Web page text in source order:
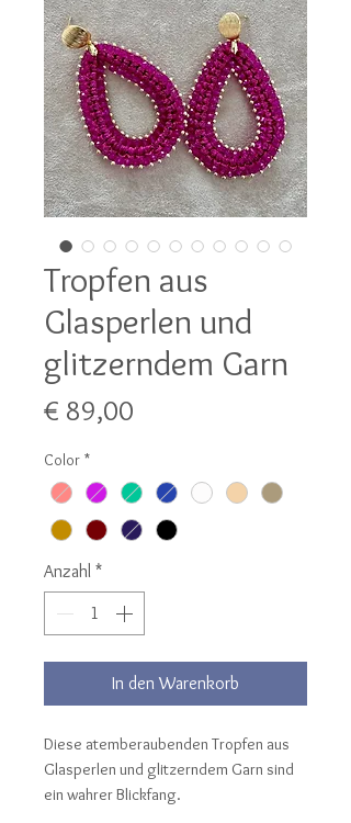
Tropfen aus
Glasperlen und
glitzerndem Garn
€ 89,00
Color *
Anzahl *
In den Warenkorb
Diese atemberaubenden Tropfen aus
Glasperlen und glitzerndem Garn sind
ein wahrer Blickfang.